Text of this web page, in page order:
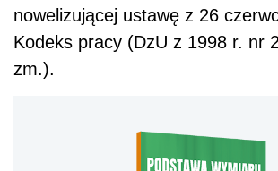
nowelizującej ustawę z 26
Kodeks pracy (DzU z 1998 r. nr
zm.).